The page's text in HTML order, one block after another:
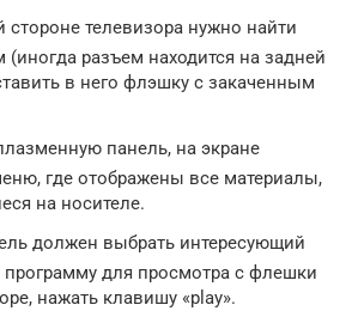
стороне телевизора нужно найти
(иногда разъем находится на задней
в него флэшку с закаченным
панель, на экране
где отображены все материалы,
на носителе.
должен выбрать интересующий
для просмотра с флешки
нажать клавишу «play».